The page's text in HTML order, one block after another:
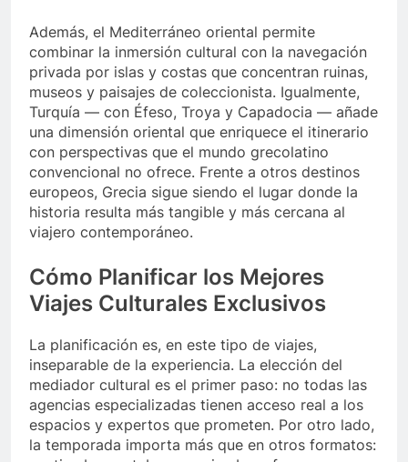
Además, el Mediterráneo oriental permite
combinar la inmersión cultural con la navegación
privada por islas y costas que concentran ruinas,
museos y paisajes de coleccionista. Igualmente,
Turquía — con Éfeso, Troya y Capadocia — añade
una dimensión oriental que enriquece el itinerario
con perspectivas que el mundo grecolatino
convencional no ofrece. Frente a otros destinos
europeos, Grecia sigue siendo el lugar donde la
historia resulta más tangible y más cercana al
viajero contemporáneo.
Cómo Planificar los Mejores
Viajes Culturales Exclusivos
La planificación es, en este tipo de viajes,
inseparable de la experiencia. La elección del
mediador cultural es el primer paso: no todas las
agencias especializadas tienen acceso real a los
espacios y expertos que prometen. Por otro lado,
la temporada importa más que en otros formatos: